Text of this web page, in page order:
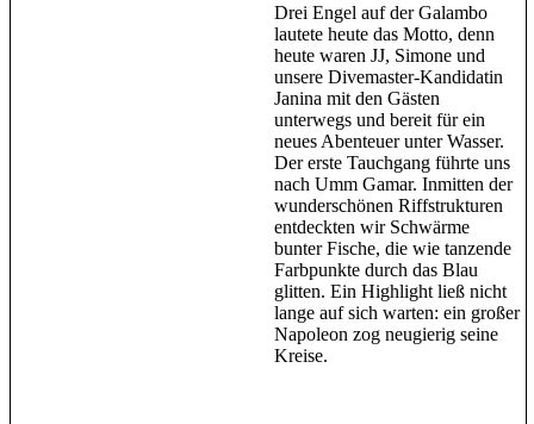
Drei Engel auf der Galambo
lautete heute das Motto, denn
heute waren JJ, Simone und
unsere Divemaster-Kandidatin
Janina mit den Gästen
unterwegs und bereit für ein
neues Abenteuer unter Wasser.
Der erste Tauchgang führte uns
nach Umm Gamar. Inmitten der
wunderschönen Riffstrukturen
entdeckten wir Schwärme
bunter Fische, die wie tanzende
Farbpunkte durch das Blau
glitten. Ein Highlight ließ nicht
lange auf sich warten: ein großer
Napoleon zog neugierig seine
Kreise.